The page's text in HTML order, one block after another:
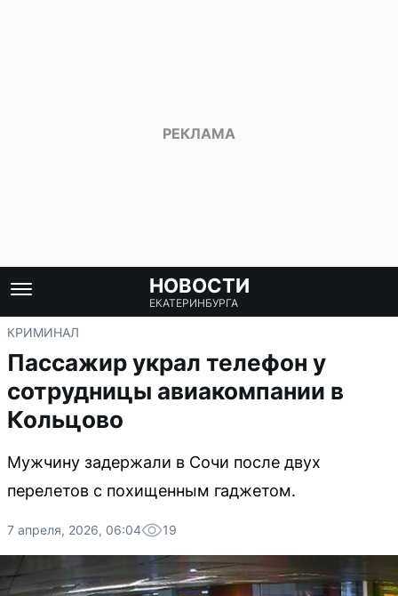
НОВОСТИ
ЕКАТЕРИНБУРГА
КРИМИНАЛ
Пассажир украл телефон у
сотрудницы авиакомпании в
Кольцово
Мужчину задержали в Сочи после двух
перелетов с похищенным гаджетом.
7 апреля, 2026, 06:04 19